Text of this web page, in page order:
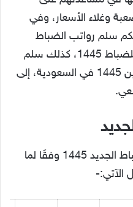
وغلاء الأسعار، وفي
سلم رواتب الضباط
الجديد، وأيضًا العلاوة السنوية للضباط 1445، كذلك سلم
رواتب الأفراد، وبدلات العسكريين 1445 في السعودية، إلى
جاء الإعلان عن سلم رواتب الضباط الجديد 1445 وفقًا لما
الآتي:-